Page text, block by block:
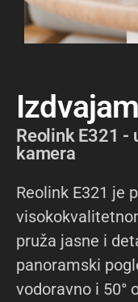
Reolink E321 -
kamera
Reolink E321 je
pruža jasne i
panoramski
vodoravno i 50°